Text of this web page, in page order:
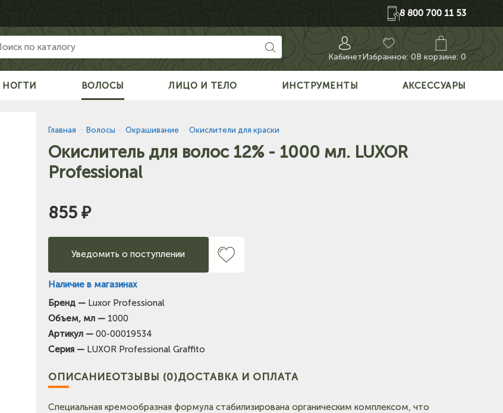
8 800 700 11 53
КабинетИзбранное:0В корзине: 0
НОГТИ ВОЛОСЫ ЛИЦО И ТЕЛО ИНСТРУМЕНТЫ АКСЕССУАРЫ
Главная Волосы Окрашивание Окислители для краски
Окислитель для волос 12% - 1000 мл. LUXOR
Professional
855 ₽
Уведомить о поступлении
Наличие в магазинах
Тел: +7-903-947-7028
Тел: +7-3854-222-223
(на
карте)
Бренд — Luxor Professional
Объем, мл — 1000
Артикул — 00-00019534
Серия — LUXOR Professional Graffito
ОПИСАНИЕОТЗЫВЫ (0)ДОСТАВКА И ОПЛАТА
Специальная кремообразная формула стабилизирована органическим комплексом, что